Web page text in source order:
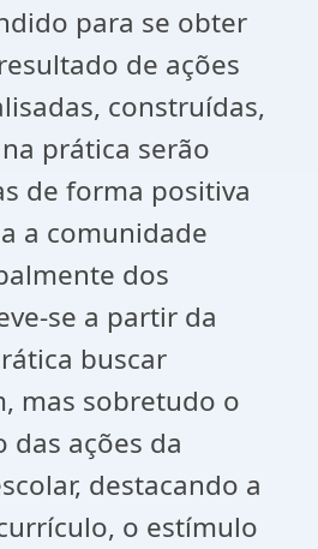
para se obter
de ações
construídas,
prática serão
de forma positiva
a comunidade
dos
se a partir da
buscar
mas sobretudo o
ações da
destacando a
o estímulo